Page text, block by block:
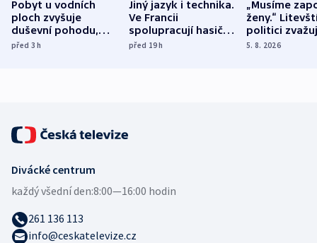
Pobyt u vodních
ploch zvyšuje
duševní pohodu,
ukázala
před 3h
Jiný jazyk i technika.
Ve Francii
spolupracují hasiči z
různých zemí
před 19h
„Musíme
ženy.“
politici
dohodu o
5. 8. 2026
Divácké centrum
každý všední den:8:00—16:00 hodin
261 136 113
info@ceskatelevize.cz